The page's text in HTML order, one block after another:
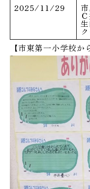
2025/11/29
【市東第一小学校か